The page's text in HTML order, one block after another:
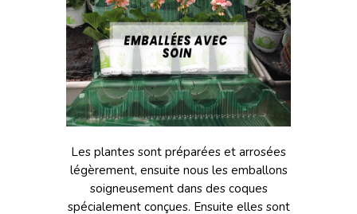
Les plantes sont préparées et arrosées
légèrement, ensuite nous les emballons
soigneusement dans des coques
spécialement conçues. Ensuite elles sont